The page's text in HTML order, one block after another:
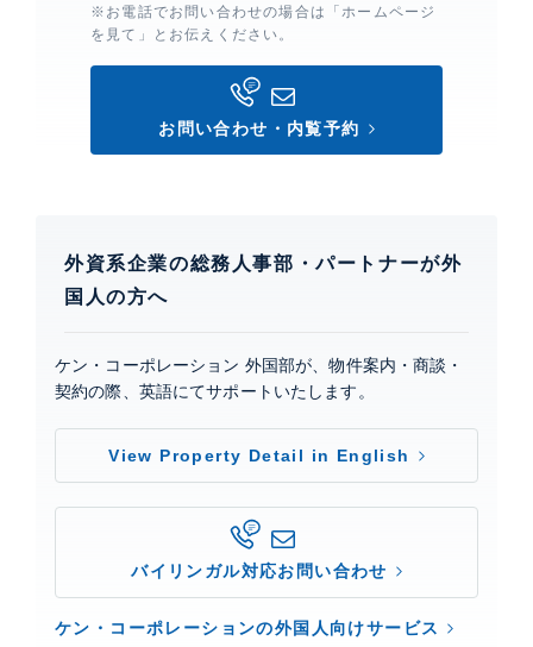
モニター付きインターホン、 防犯カメラ、 24時間有人
管理、 駐輪場、 バイク置場、 3駅利用、 3沿線利用、
ミーティングルーム
0
※お電話でお問い合わせの場合は「ホームページ
を見て」とお伝えください。
お問い合わせ・内覧予約
外資系企業の総務人事部・パートナーが外
国人の方へ
ケン・コーポレーション 外国部が、物件案内・商談・
契約の際、英語にてサポートいたします。
View Property Detail in English
バイリンガル対応お問い合わせ
ケン・コーポレーションの外国人向けサービス